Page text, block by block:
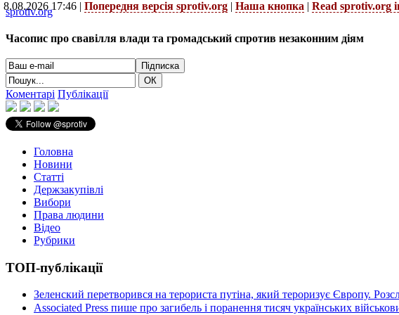
8.08.2026 17:46 | Попередня версія sprotiv.org | Наша кнопка | Read sprotiv.org
sprotiv.org
Часопис про свавілля влади та громадський спротив незаконним діям
Коментарі Публікації
Головна
Новини
Статті
Держзакупівлі
Вибори
Права людини
Відео
Рубрики
ТОП-публікації
Зеленский перетворився на терориста путіна, який тероризує Європу.
Associated Press пише про загибель і поранення тисяч українських